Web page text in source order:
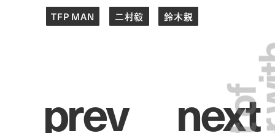
TFP MAN 二村毅 鈴木親
prev next